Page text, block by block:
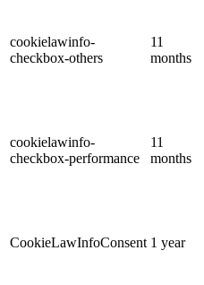
cookielawinfo-
checkbox-others
11
months
cookielawinfo-
checkbox-performance
11
months
CookieLawInfoConsent 1 year